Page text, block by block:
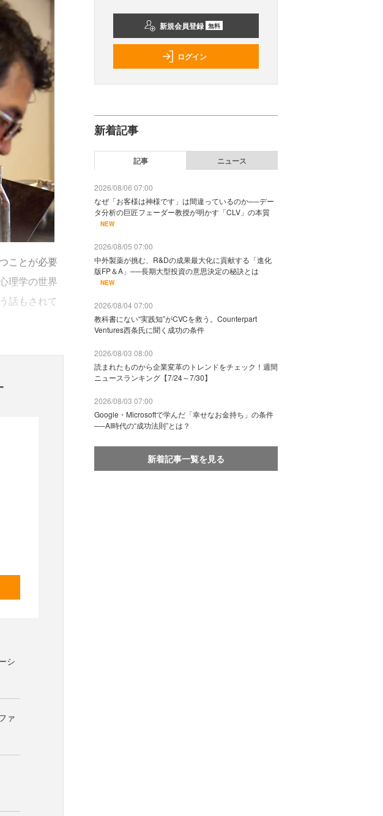
ことが必要
理学の世界
話もされて
シ
ァ
新規会員登録 無料
ログイン
新着記事
記事 ニュース
2026/08/06 07:00
なぜ「お客様は神様です」は間違っているのか──デー
タ分析の巨匠フェーダー教授が明かす「CLV」の本質
NEW
2026/08/05 07:00
中外製薬が挑む、R&Dの成果最大化に貢献する「進化
版FP＆A」──長期大型投資の意思決定の秘訣とは
NEW
2026/08/04 07:00
教科書にない“実践知”がCVCを救う。Counterpart
Ventures西条氏に聞く成功の条件
2026/08/03 08:00
読まれたものから企業変革のトレンドをチェック！週間
ニュースランキング【7/24～7/30】
2026/08/03 07:00
Google・Microsoftで学んだ「幸せなお金持ち」の条件
──AI時代の“成功法則”とは？
新着記事一覧を見る